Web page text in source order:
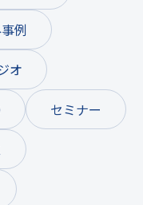
例
オ
セミナー